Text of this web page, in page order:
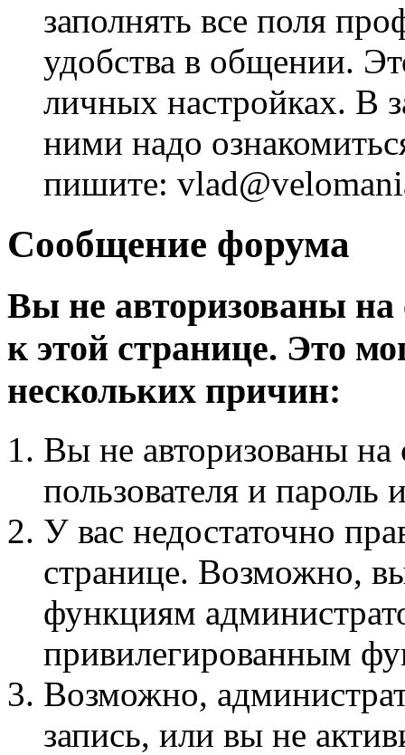
заполнять все поля
удобства в общении.
личных настройках. В
ними надо
пишите:
Сообщение форума
Вы не авторизованы на
к этой странице. Это
нескольких причин:
Вы не авторизованы на
пользователя и пароль
У вас недостаточно
странице. Возможно,
функциям
привилегированным
Возможно,
запись, или вы не